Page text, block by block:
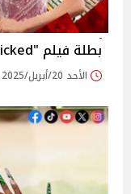
بطلة فيلم "Wicked" تحلق شعر رأسها.. والسبب؟
الأحد 20/أبريل/2025 - 06:15 م